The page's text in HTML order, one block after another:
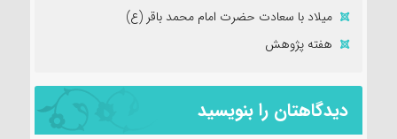
میلاد با سعادت حضرت امام محمد باقر (ع)
هفته پژوهش
دیدگاهتان را بنویسید